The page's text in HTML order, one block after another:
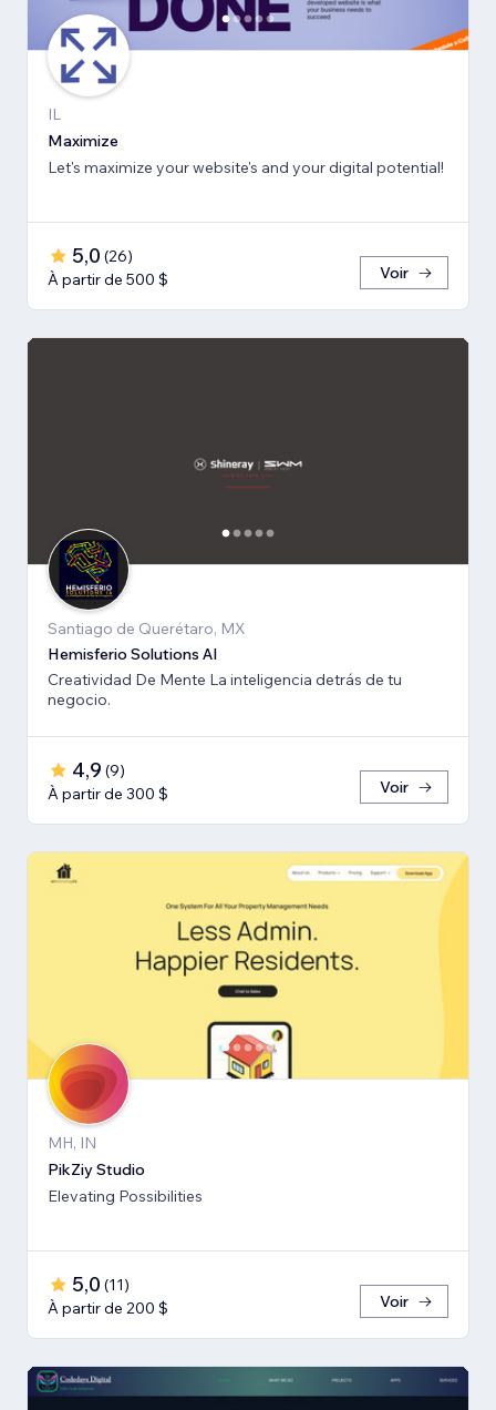
IL
Maximize
Let's maximize your website's and your digital potential!
5,0 (26)
À partir de 500 $
Voir
Santiago de Querétaro, MX
Hemisferio Solutions AI
Creatividad De Mente La inteligencia detrás de tu
negocio.
4,9 (9)
À partir de 300 $
Voir
MH, IN
PikZiy Studio
Elevating Possibilities
5,0 (11)
À partir de 200 $
Voir